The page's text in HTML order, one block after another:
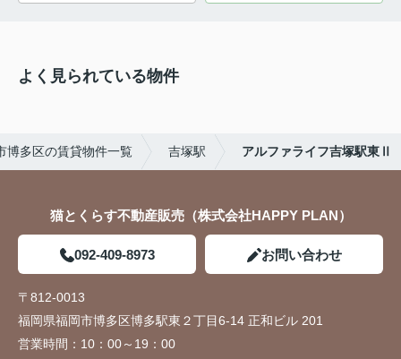
よく見られている物件
博多区の賃貸物件一覧 吉塚駅 アルファライフ吉塚駅東Ⅱ
猫とくらす不動産販売（株式会社HAPPY PLAN）
092-409-8973 お問い合わせ
〒812-0013
福岡県福岡市博多区博多駅東２丁目6-14 正和ビル 201
営業時間： 10：00～19：00